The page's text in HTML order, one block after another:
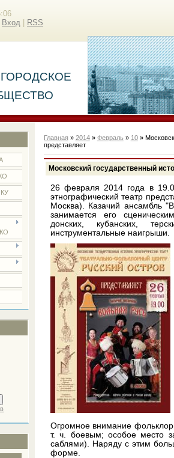
Вход RSS
Главная » 2014 » Февраль » 10»
представляет
Московский государственный
26 февраля 2014 года в
этнографический театр
Москва). Казачий ансамбль
занимается его
донских, кубанских,
инструментальные наигрыши.
Огромное внимание
т. ч. боевым; особое место
саблями). Наряду с этим
форме.